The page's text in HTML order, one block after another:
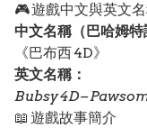
🎮 遊戲中文與英文
中文名稱（巴哈姆特
《巴布西 4D》
英文名稱：
Bubsy 4D –
📖 遊戲故事簡介